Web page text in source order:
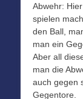
Abwehr:
spielen
den Ball,
man ein
Aber all
man die
auch gegen
Gegentore.